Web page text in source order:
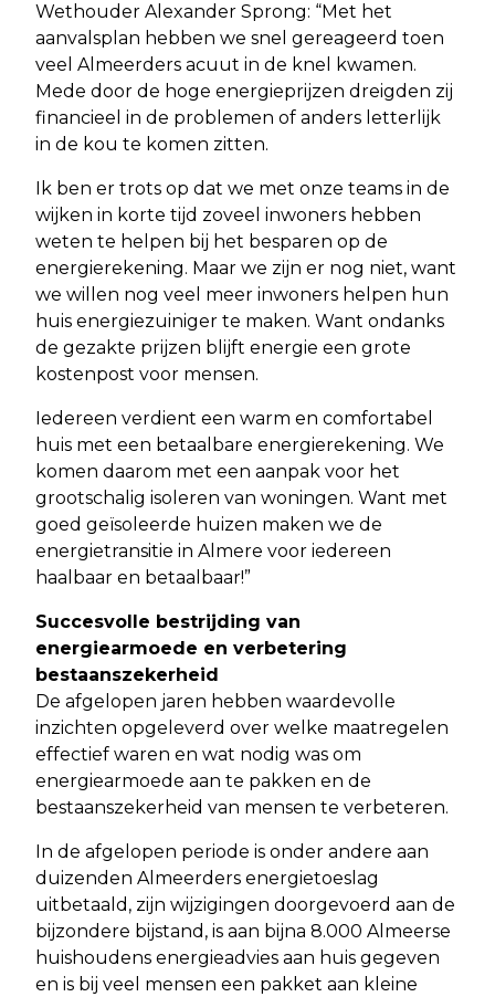
Wethouder Alexander Sprong: “Met het
aanvalsplan hebben we snel gereageerd toen
veel Almeerders acuut in de knel kwamen.
Mede door de hoge energieprijzen dreigden zij
financieel in de problemen of anders letterlijk
in de kou te komen zitten.
Ik ben er trots op dat we met onze teams in de
wijken in korte tijd zoveel inwoners hebben
weten te helpen bij het besparen op de
energierekening. Maar we zijn er nog niet, want
we willen nog veel meer inwoners helpen hun
huis energiezuiniger te maken. Want ondanks
de gezakte prijzen blijft energie een grote
kostenpost voor mensen.
Iedereen verdient een warm en comfortabel
huis met een betaalbare energierekening. We
komen daarom met een aanpak voor het
grootschalig isoleren van woningen. Want met
goed geïsoleerde huizen maken we de
energietransitie in Almere voor iedereen
haalbaar en betaalbaar!”
Succesvolle bestrijding van
energiearmoede en verbetering
bestaanszekerheid
De afgelopen jaren hebben waardevolle
inzichten opgeleverd over welke maatregelen
effectief waren en wat nodig was om
energiearmoede aan te pakken en de
bestaanszekerheid van mensen te verbeteren.
In de afgelopen periode is onder andere aan
duizenden Almeerders energietoeslag
uitbetaald, zijn wijzigingen doorgevoerd aan de
bijzondere bijstand, is aan bijna 8.000 Almeerse
huishoudens energieadvies aan huis gegeven
en is bij veel mensen een pakket aan kleine